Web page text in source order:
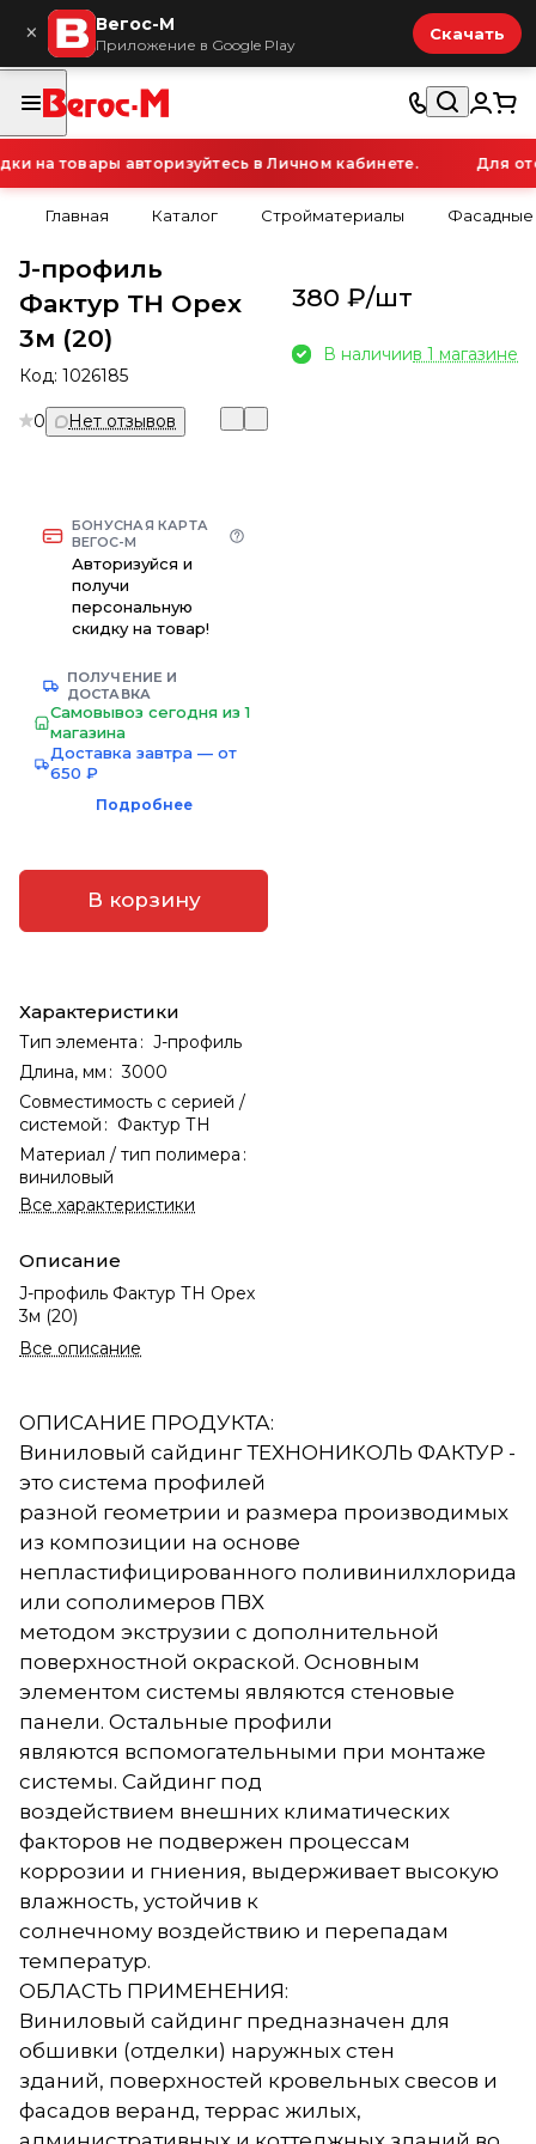
× Вегос-М
Приложение в Google Play
Скачать
товары авторизуйтесь в Личном кабинете. Для
Главная Каталог Стройматериалы Фасадные
J-профиль
Фактур ТН Орех
3м (20)
Код: 1026185
0 Нет отзывов
БОНУСНАЯ КАРТА
ВЕГОС-М
Авторизуйся и
получи
персональную
скидку на товар!
ПОЛУЧЕНИЕ И
ДОСТАВКА
Самовывоз сегодня из 1
магазина
Доставка завтра — от
650 ₽
Подробнее
В корзину
Характеристики
Тип элемента : J-профиль
Длина, мм : 3000
Совместимость с серией /
системой : Фактур ТН
Материал / тип полимера :
виниловый
Все характеристики
Описание
J-профиль Фактур ТН Орех
3м (20)
Все описание
380 ₽/шт
В наличиив 1 магазине
ОПИСАНИЕ ПРОДУКТА:
Виниловый сайдинг ТЕХНОНИКОЛЬ ФАКТУР -
это система профилей
разной геометрии и размера производимых
из композиции на основе
непластифицированного поливинилхлорида
или сополимеров ПВХ
методом экструзии с дополнительной
поверхностной окраской. Основным
элементом системы являются стеновые
панели. Остальные профили
являются вспомогательными при монтаже
системы. Сайдинг под
воздействием внешних климатических
факторов не подвержен процессам
коррозии и гниения, выдерживает высокую
влажность, устойчив к
солнечному воздействию и перепадам
температур.
ОБЛАСТЬ ПРИМЕНЕНИЯ:
Виниловый сайдинг предназначен для
обшивки (отделки) наружных стен
зданий, поверхностей кровельных свесов и
фасадов веранд, террас жилых,